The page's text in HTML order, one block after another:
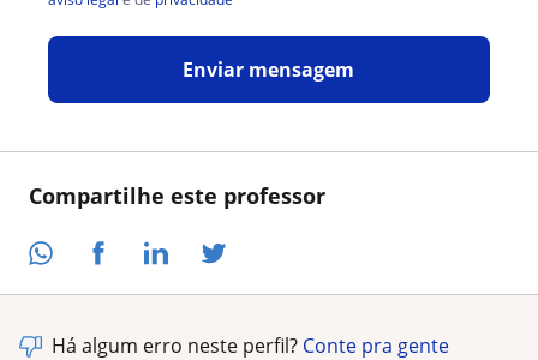
Compartilhe este professor
Enviar mensagem
Há algum erro neste perfil? Conte pra gente